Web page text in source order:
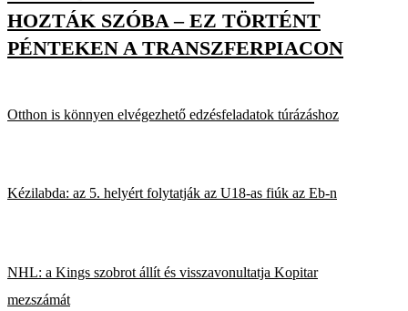
HOZTÁK SZÓBA – EZ TÖRTÉNT
PÉNTEKEN A TRANSZFERPIACON
Otthon is könnyen elvégezhető edzésfeladatok túrázáshoz
Kézilabda: az 5. helyért folytatják az U18-as fiúk az Eb-n
NHL: a Kings szobrot állít és visszavonultatja Kopitar
mezszámát